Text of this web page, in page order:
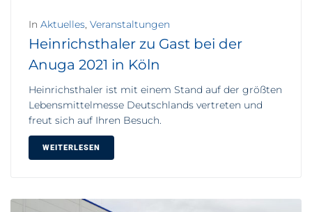
In Aktuelles, Veranstaltungen
Heinrichsthaler zu Gast bei der
Anuga 2021 in Köln
Heinrichsthaler ist mit einem Stand auf der größten
Lebensmittelmesse Deutschlands vertreten und
freut sich auf Ihren Besuch.
WEITERLESEN